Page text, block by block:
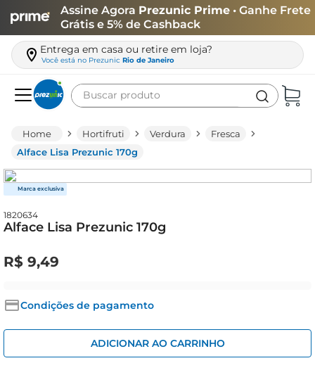
Assine Agora Prezunic Prime • Ganhe Frete
Grátis e 5% de Cashback
Entrega em casa ou retire em loja?
Você está no Prezunic Rio de Janeiro
Buscar produto
Hortifruti Verdura
Fresca
Alface Lisa Prezunic 170g
1820634
Alface Lisa Prezunic 170g
R$ 9,49
Condições de pagamento
ADICIONAR AO CARRINHO
leite
café
queijo
azeite
cerveja